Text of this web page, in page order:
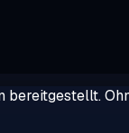
bereitgestellt.